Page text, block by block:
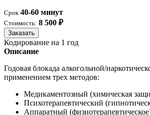
Срок 40-60 минут
Стоимость: 8 500 ₽
Заказать
Кодирование на 1 год
Описание
Годовая блокада алкогольной/
применением трех методов:
Медикаментозный (химическая
Психотерапевтический
Аппаратный